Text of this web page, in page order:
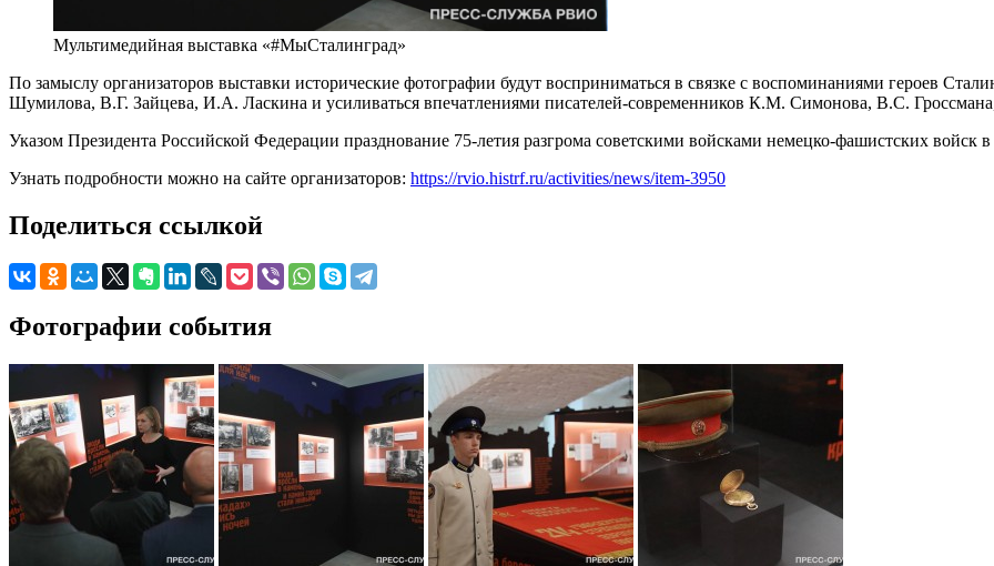
Мультимедийная выставка «#МыСталинград»
По замыслу организаторов выставки исторические фотографии будут восприниматься в связке с воспоминаниями героев
Шумилова, В.Г. Зайцева, И.А. Ласкина и усиливаться впечатлениями писателей-современников К.М. Симонова, В.С.
Указом Президента Российской Федерации празднование 75-летия разгрома советскими войсками немецко-фашистских войск
Узнать подробности можно на сайте организаторов: https://rvio.histrf.ru/activities/news/item-3950
Поделиться ссылкой
Фотографии события